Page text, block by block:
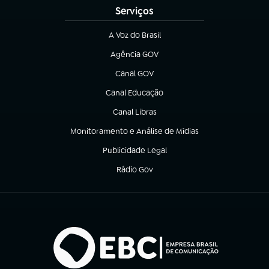
Serviços
A Voz do Brasil
(abre em nova aba)
Agência GOV
(abre em nova aba)
Canal GOV
(abre em nova aba)
Canal Educação
(abre em nova aba)
Canal Libras
(abre em nova aba)
Monitoramento e Análise de Mídias
(abre em nova aba)
Publicidade Legal
(abre em nova aba)
Rádio Gov
(abre em nova aba)